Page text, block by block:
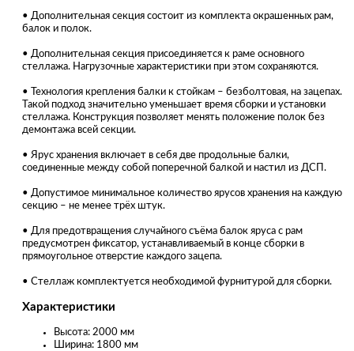
• Дополнительная секция состоит из комплекта окрашенных рам,
балок и полок.
• Дополнительная секция присоединяется к раме основного
стеллажа. Нагрузочные характеристики при этом сохраняются.
• Технология крепления балки к стойкам – безболтовая, на зацепах.
Такой подход значительно уменьшает время сборки и установки
стеллажа. Конструкция позволяет менять положение полок без
демонтажа всей секции.
• Ярус хранения включает в себя две продольные балки,
соединенные между собой поперечной балкой и настил из ДСП.
• Допустимое минимальное количество ярусов хранения на каждую
секцию – не менее трёх штук.
• Для предотвращения случайного съёма балок яруса с рам
предусмотрен фиксатор, устанавливаемый в конце сборки в
прямоугольное отверстие каждого зацепа.
• Стеллаж комплектуется необходимой фурнитурой для сборки.
Характеристики
Высота: 2000 мм
Ширина: 1800 мм